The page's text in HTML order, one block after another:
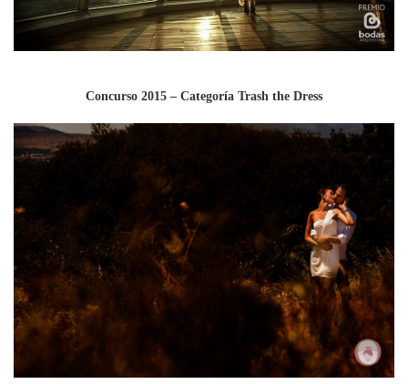
Concurso 2015 – Categoría Trash the Dress